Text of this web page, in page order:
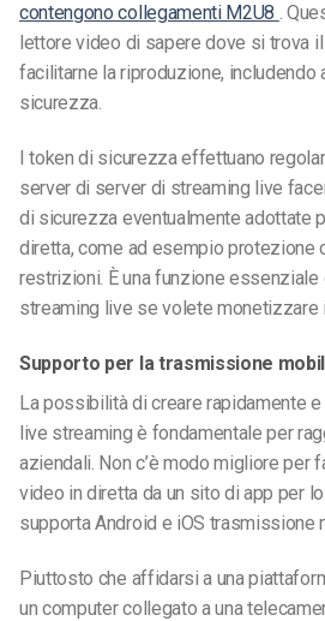
contengono collegamenti M2U8 .
lettore video di sapere dove si trova
facilitarne la riproduzione, includendo
sicurezza.
I token di sicurezza effettuano
server di server di streaming live
di sicurezza eventualmente adottate
diretta, come ad esempio protezione
restrizioni. È una funzione essenziale
streaming live se volete monetizzare
Supporto per la trasmissione
La possibilità di creare rapidamente
live streaming è fondamentale per
aziendali. Non c’è modo migliore per
video in diretta da un sito diapp per
supporta Android e iOS trasmissione
Piuttosto che affidarsi a una
un computer collegato a una